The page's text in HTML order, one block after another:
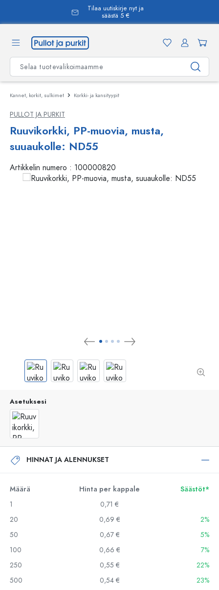
Tilaa uutiskirje nyt ja
säästä 5 €
Kannet, korkit, sulkimet Korkki- ja kansityypit
PULLOT JA PURKIT
Ruuvikorkki, PP-muovia, musta,
suuaukolle: ND55
Artikkelin numero : 100000820
Asetuksesi
HINNAT JA ALENNUKSET
Määrä Hinta per kappale
Säästöt*
1
0,71 €
20
0,69 €
2%
50
0,67 €
5%
100
0,66 €
7%
250
0,55 €
22%
500
0,54 €
23%